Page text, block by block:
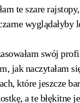
te szare
wyglądałyby
swój
jak naczytałam
które jeszcze
a te błękitne